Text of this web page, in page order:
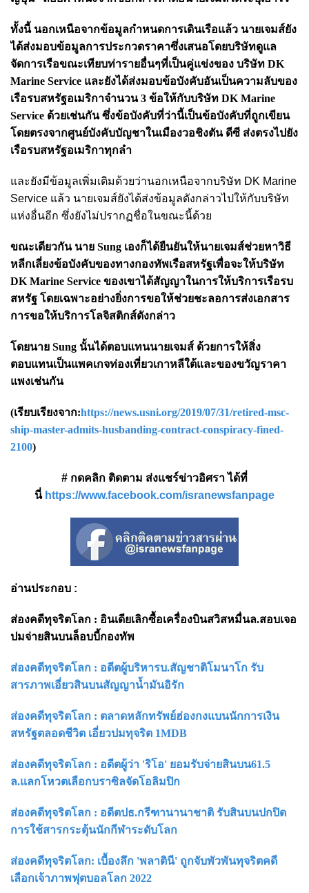
ทั้งนี้ นอกเหนือจากข้อมูลกำหนดการเดินเรือแล้ว นายเจมส์ยัง
ได้ส่งมอบข้อมูลการประกวดราคาซึ่งเสนอโดยบริษัทดูแล
จัดการเรือขณะเทียบท่ารายอื่นๆที่เป็นคู่แข่งของ บริษัท DK
Marine Service และยังได้ส่งมอบข้อบังคับอันเป็นความลับของ
เรือรบสหรัฐอเมริกาจำนวน 3 ข้อให้กับบริษัท DK Marine
Service ด้วยเช่นกัน ซึ่งข้อบังคับที่ว่านี้เป็นข้อบังคับที่ถูกเขียน
โดยตรงจากศูนย์บังคับบัญชาในเมืองวอชิงตัน ดีซี ส่งตรงไปยัง
เรือรบสหรัฐอเมริกาทุกลำ
และยังมีข้อมูลเพิ่มเติมด้วยว่านอกเหนือจากบริษัท DK Marine
Service แล้ว นายเจมส์ยังได้ส่งข้อมูลดังกล่าวไปให้กับบริษัท
แห่งอื่นอีก ซึ่งยังไม่ปรากฏชื่อในขณะนี้ด้วย
ขณะเดียวกัน นาย Sung เองก็ได้ยืนยันให้นายเจมส์ช่วยหาวิธี
หลีกเลี่ยงข้อบังคับของทางกองทัพเรือสหรัฐเพื่อจะให้บริษัท
DK Marine Service ของเขาได้สัญญาในการให้บริการเรือรบ
สหรัฐ โดยเฉพาะอย่างยิ่งการขอให้ช่วยชะลอการส่งเอกสาร
การขอให้บริการโลจิสติกส์ดังกล่าว
โดยนาย Sung นั้นได้ตอบแทนนายเจมส์ ด้วยการให้สิ่ง
ตอบแทนเป็นแพคเกจท่องเที่ยวเกาหลีใต้และของขวัญราคา
แพงเช่นกัน
(เรียบเรียงจาก:https://news.usni.org/2019/07/31/retired-msc-
ship-master-admits-husbanding-contract-conspiracy-fined-
2100)
# กดคลิก ติดตาม ส่งแชร์ข่าวอิศรา ได้ที่
นี่ https://www.facebook.com/isranewsfanpage
อ่านประกอบ :
ส่องคดีทุจริตโลก : อินเดียเลิกซื้อเครื่องบินสวิสหมื่นล.สอบเจอ
ปมจ่ายสินบนล็อบบี้กองทัพ
ส่องคดีทุจริตโลก : อดีตผู้บริหารบ.สัญชาติโมนาโก รับ
สารภาพเอี่ยวสินบนสัญญาน้ำมันอิรัก
ส่องคดีทุจริตโลก : ตลาดหลักทรัพย์ฮ่องกงแบนนักการเงิน
สหรัฐตลอดชีวิต เอี่ยวปมทุจริต 1MDB
ส่องคดีทุจริตโลก : อดีตผู้ว่า 'ริโอ' ยอมรับจ่ายสินบน61.5
ล.แลกโหวตเลือกบราซิลจัดโอลิมปิก
ส่องคดีทุจริตโลก : อดีตปธ.กรีฑานานาชาติ รับสินบนปกปิด
การใช้สารกระตุ้นนักกีฬาระดับโลก
ส่องคดีทุจริตโลก: เบื้องลึก 'พลาตินี' ถูกจับพัวพันทุจริตคดี
เลือกเจ้าภาพฟุตบอลโลก 2022